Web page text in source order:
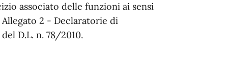
associato delle funzioni ai sensi
Allegato 2 - Declaratorie di
D.L. n. 78/2010.